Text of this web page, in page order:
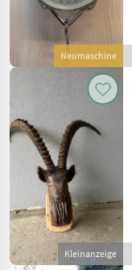
Neumaschine
Kleinanzeige